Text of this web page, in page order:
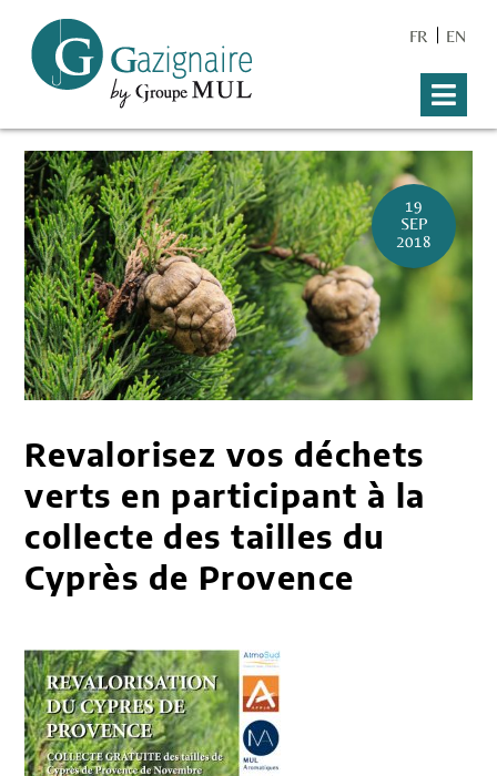
FR EN
19
SEP
2018
Revalorisez vos déchets
verts en participant à la
collecte des tailles du
Cyprès de Provence